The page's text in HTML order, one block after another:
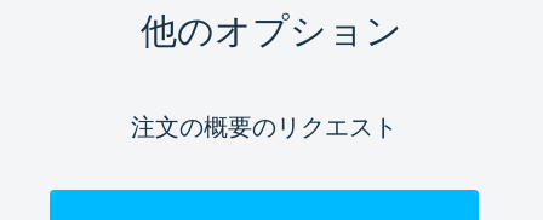
他のオプション
注文の概要のリクエスト